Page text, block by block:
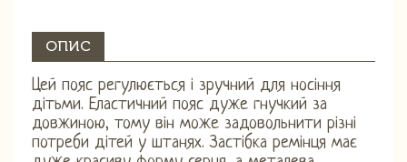
ОПИС
Цей пояс регулюється і зручний для носіння
дітьми. Еластичний пояс дуже гнучкий за
довжиною, тому він може задовольнити різні
потреби дітей у штанях. Застібка ремінця має